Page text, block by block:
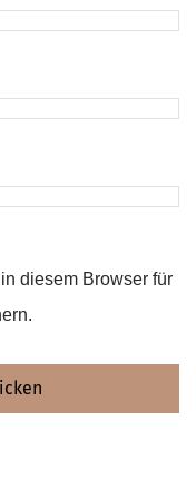
diesem Browser für